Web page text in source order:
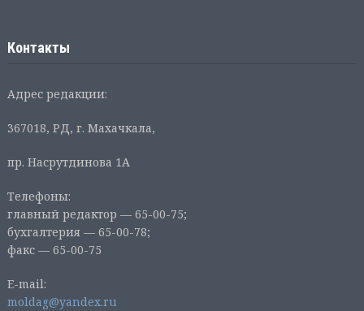
Контакты
Адрес редакции:
367018, РД, г. Махачкала,
пр. Насрутдинова 1А
Телефоны:
главный редактор — 65-00-75;
бухгалтерия — 65-00-78;
факс — 65-00-75
E-mail:
moldag@yandex.ru